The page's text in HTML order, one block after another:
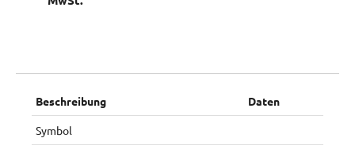
Beschreibung Daten
Symbol